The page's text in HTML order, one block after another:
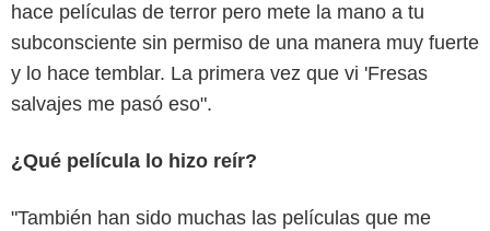
hace películas de terror pero mete la mano a tu
subconsciente sin permiso de una manera muy fuerte
y lo hace temblar. La primera vez que vi 'Fresas
salvajes me pasó eso".
¿Qué película lo hizo reír?
"También han sido muchas las películas que me